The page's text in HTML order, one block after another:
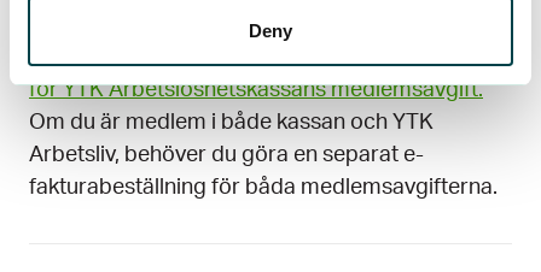
Deny
Det kommer också en avigft för pappersfakturan
för YTK Arbetslöshetskassans medlemsavgift.
Om du är medlem i både kassan och YTK
Arbetsliv, behöver du göra en separat e-
fakturabeställning för båda medlemsavgifterna.